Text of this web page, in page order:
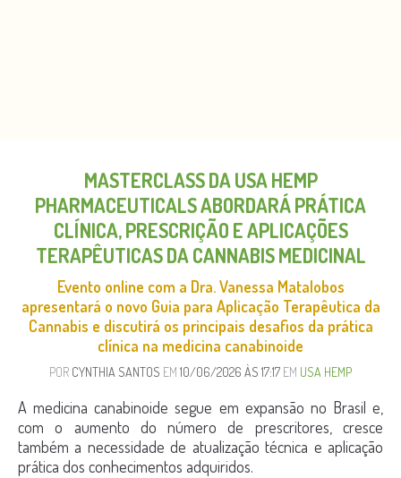
MASTERCLASS DA USA HEMP
PHARMACEUTICALS ABORDARÁ PRÁTICA
CLÍNICA, PRESCRIÇÃO E APLICAÇÕES
TERAPÊUTICAS DA CANNABIS MEDICINAL
Evento online com a Dra. Vanessa Matalobos
apresentará o novo Guia para Aplicação Terapêutica da
Cannabis e discutirá os principais desafios da prática
clínica na medicina canabinoide
POR CYNTHIA SANTOS EM 10/06/2026 ÀS 17:17 EM USA HEMP
A medicina canabinoide segue em expansão no Brasil e,
com o aumento do número de prescritores, cresce
também a necessidade de atualização técnica e aplicação
prática dos conhecimentos adquiridos.